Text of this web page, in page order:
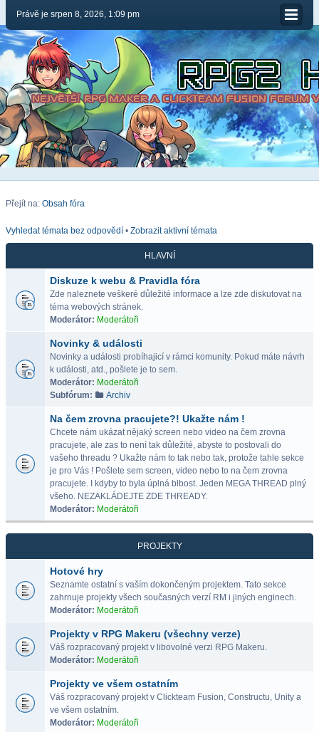
Právě je srpen 8, 2026, 1:09 pm
Přejít na: Obsah fóra
Vyhledat témata bez odpovědí • Zobrazit aktivní témata
HLAVNÍ
Diskuze k webu & Pravidla fóra
Zde naleznete veškeré důležité informace a lze zde diskutovat na
téma webových stránek.
Moderátor: Moderátoři
Novinky & události
Novinky a události probíhajicí v rámci komunity. Pokud máte návrh
k události, atd., pošlete je to sem.
Moderátor: Moderátoři
Subfórum:
Archiv
Na čem zrovna pracujete?! Ukažte nám !
Chcete nám ukázat nějaký screen nebo video na čem zrovna
pracujete, ale zas to není tak důležité, abyste to postovali do
vašeho threadu ? Ukažte nám to tak nebo tak, protože tahle sekce
je pro Vás ! Pošlete sem screen, video nebo to na čem zrovna
pracujete. I kdyby to byla úplná blbost. Jeden MEGA THREAD plný
všeho. NEZAKLÁDEJTE ZDE THREADY.
Moderátor: Moderátoři
PROJEKTY
Hotové hry
Seznamte ostatní s vaším dokončeným projektem. Tato sekce
zahrnuje projekty všech současných verzí RM i jiných enginech.
Moderátor: Moderátoři
Projekty v RPG Makeru (všechny verze)
Váš rozpracovaný projekt v libovolné verzi RPG Makeru.
Moderátor: Moderátoři
Projekty ve všem ostatním
Váš rozpracovaný projekt v Clickteam Fusion, Constructu, Unity a
ve všem ostatním.
Moderátor: Moderátoři